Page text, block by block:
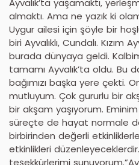
Ayvalık’ta yaşamaktı,
almaktı. Ama ne yazık ki
Uygur ailesi için şöyle bir
biri Ayvalıklı, Cundalı. Kızım
burada dünyaya geldi.
tamamı Ayvalık’ta oldu. Bu
bağımızı başka yere çekti.
mutluyum. Çok gururlu bir
bir akşam yaşıyorum.
süreçte de hayat normale
birbirinden değerli
etkinlikleri
teşekkürlerimi